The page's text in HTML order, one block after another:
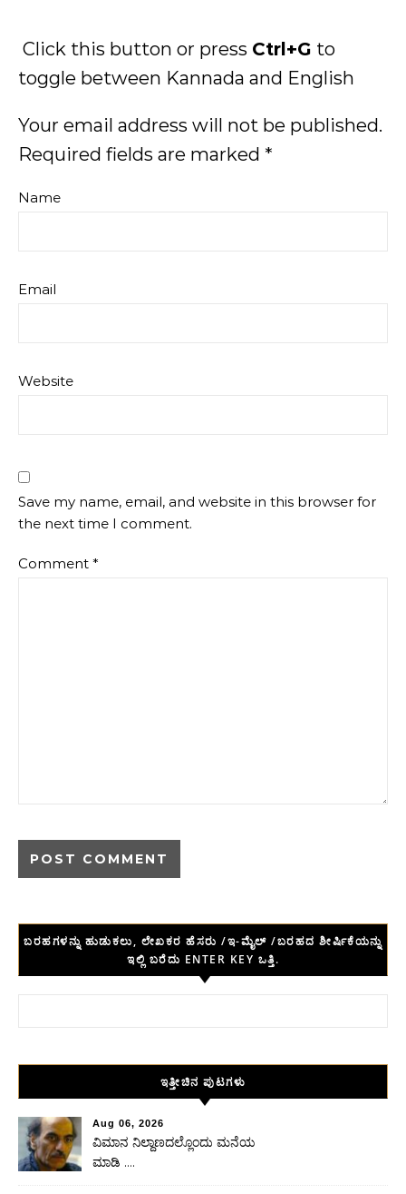
Click this button or press Ctrl+G to
toggle between Kannada and English
Your email address will not be published.
Required fields are marked *
Name
Email
Website
Save my name, email, and website in this browser for
the next time I comment.
Comment *
ಬರಹಗಳನ್ನು ಹುಡುಕಲು, ಲೇಖಕರ ಹೆಸರು /ಇ-ಮೈಲ್ /ಬರಹದ ಶೀರ್ಷಿಕೆಯನ್ನು
ಇಲ್ಲಿ ಬರೆದು ENTER KEY ಒತ್ತಿ.
ಇತ್ತೀಚಿನ ಪುಟಗಳು
Aug 06, 2026
ವಿಮಾನ ನಿಲ್ದಾಣದಲ್ಲೊಂದು ಮನೆಯ
ಮಾಡಿ ….